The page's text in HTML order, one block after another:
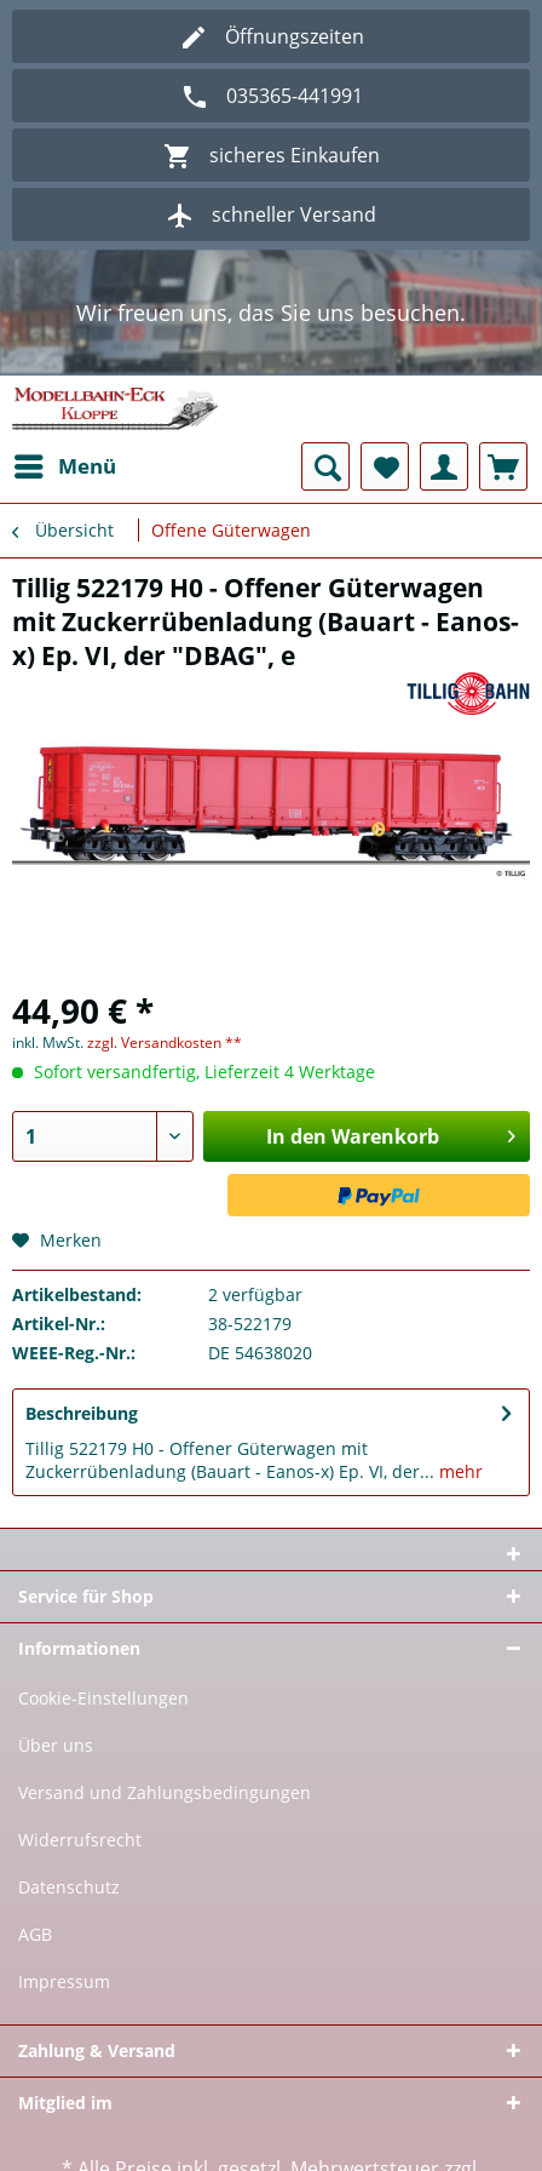
Öffnungszeiten
035365-441991
sicheres Einkaufen
schneller Versand
Wir freuen uns, das Sie uns besuchen.
Herzlich Willkommen im Onlineshop
Modellbahn - Eck Kloppe.
Wir freuen uns, das Sie uns besuchen.
Herzlich Willkommen im Onlineshop
Modellbahn - Eck Kloppe.
Menü
Übersicht Offene Güterwagen
Tillig 522179 H0 - Offener Güterwagen
mit Zuckerrübenladung (Bauart - Eanos-
x) Ep. VI, der "DBAG", e
44,90 € *
inkl. MwSt.zzgl. Versandkosten **
Sofort versandfertig, Lieferzeit 4 Werktage
In den Warenkorb
Merken
Artikelbestand: 2verfügbar
Artikel-Nr.:
38-522179
WEEE-Reg.-Nr.:
DE 54638020
Beschreibung
Tillig 522179 H0 - Offener Güterwagen mit
Zuckerrübenladung (Bauart - Eanos-x) Ep. VI, der... mehr
Service für Shop
Informationen
Cookie-Einstellungen
Über uns
Versand und Zahlungsbedingungen
Widerrufsrecht
Datenschutz
AGB
Impressum
Zahlung & Versand
Mitglied im